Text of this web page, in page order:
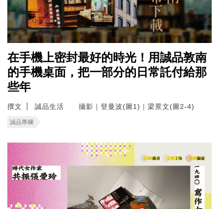
在手機上密封最好的時光！用誠品敦南
的手機桌面，把一部分的日常託付給那
些年
撰文 誠品生活 攝影｜登曼波(圖1)｜梁景文(圖2-4)
誠品專欄